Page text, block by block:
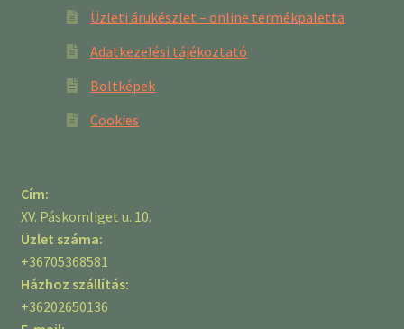
Üzleti árukészlet – online termékpaletta
Adatkezelési tájékoztató
Boltképek
Cookies
Cím:
XV. Páskomliget u. 10.
Üzlet száma:
+36705368581
Házhoz szállítás:
+36202650136